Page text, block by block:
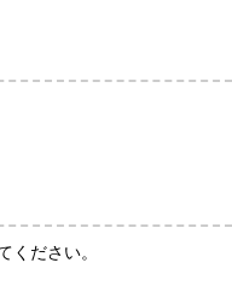
ください。